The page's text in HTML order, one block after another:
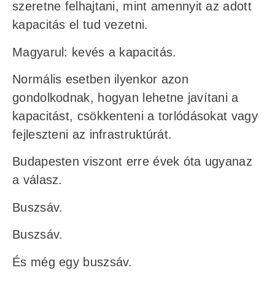
szeretne felhajtani, mint amennyit az adott
kapacitás el tud vezetni.
Magyarul: kevés a kapacitás.
Normális esetben ilyenkor azon
gondolkodnak, hogyan lehetne javítani a
kapacitást, csökkenteni a torlódásokat vagy
fejleszteni az infrastruktúrát.
Budapesten viszont erre évek óta ugyanaz
a válasz.
Buszsáv.
Buszsáv.
És még egy buszsáv.